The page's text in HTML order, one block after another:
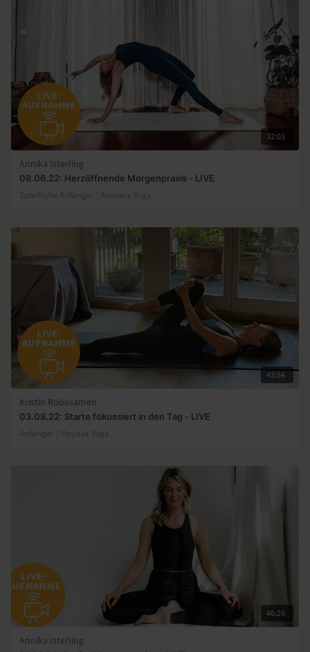
32:03
Annika Isterling
08.06.22: Herzöffnende Morgenpraxis - LIVE
Sportliche Anfänger | Anusara Yoga
43:54
Kristin Rübesamen
03.08.22: Starte fokussiert in den Tag - LIVE
Anfänger | Vinyasa Yoga
46:26
Annika Isterling